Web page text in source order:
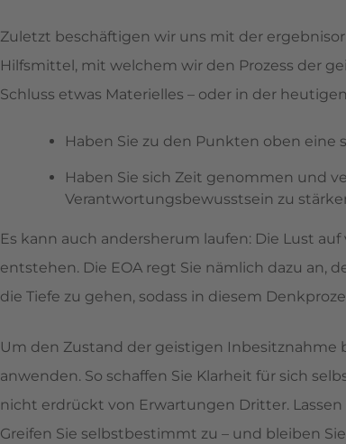
Zuletzt beschäftigen wir uns mit der
Hilfsmittel, mit welchem wir den Prozess der
Schluss etwas Materielles – oder in der
Haben Sie zu den Punkten oben
Haben Sie sich Zeit genommen und
Verantwortungsbewusstsein zu
Es kann auch andersherum laufen: Die Lust
entstehen. Die EOA regt Sie nämlich dazu an,
die Tiefe zu gehen, sodass in diesem
Um den Zustand der geistigen Inbesitznahme
anwenden. So schaffen Sie Klarheit für sich
nicht erdrückt von Erwartungen Dritter.
Greifen Sie selbstbestimmt zu – und bleiben